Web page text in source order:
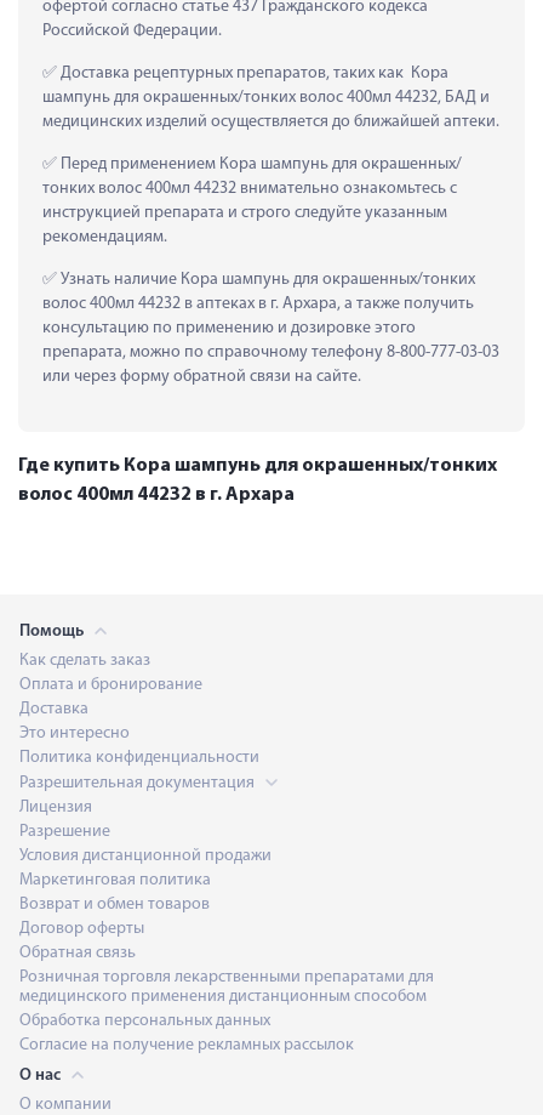
офертой согласно статье 437 Гражданского кодекса
Российской Федерации.
Доставка рецептурных препаратов, таких как  Кора
шампунь для окрашенных/тонких волос 400мл 44232, БАД и
медицинских изделий осуществляется до ближайшей аптеки.
Перед применением Кора шампунь для окрашенных/
тонких волос 400мл 44232 внимательно ознакомьтесь с
инструкцией препарата и строго следуйте указанным
рекомендациям.
Узнать наличие Кора шампунь для окрашенных/тонких
волос 400мл 44232 в аптеках в г. Архара, а также получить
консультацию по применению и дозировке этого
препарата, можно по справочному телефону 8-800-777-03-03
или через форму обратной связи на сайте.
Где купить Кора шампунь для окрашенных/тонких
волос 400мл 44232 в г. Архара
Помощь
Как сделать заказ
Оплата и бронирование
Доставка
Это интересно
Политика конфиденциальности
Разрешительная документация
Лицензия
Разрешение
Условия дистанционной продажи
Маркетинговая политика
Возврат и обмен товаров
Договор оферты
Обратная связь
Розничная торговля лекарственными препаратами для
медицинского применения дистанционным способом
Обработка персональных данных
Согласие на получение рекламных рассылок
О нас
О компании